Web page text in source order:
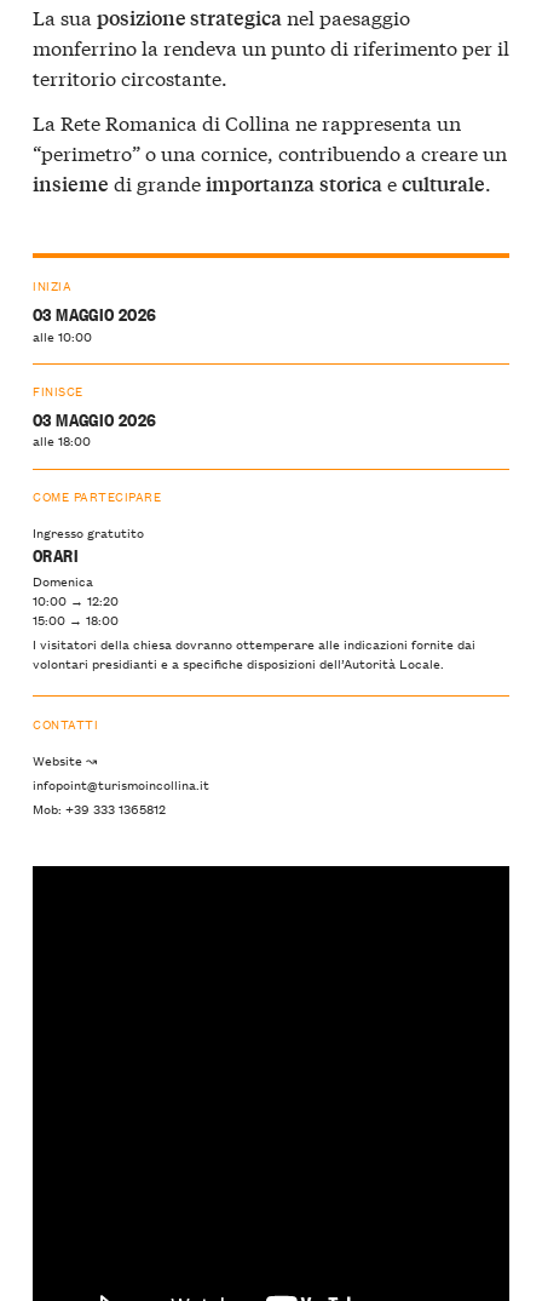
La sua posizione strategicanel paesaggio
monferrino la rendeva un punto di riferimento per il
territorio circostante.
La Rete Romanica di Collina ne rappresenta un
“perimetro” o una cornice, contribuendo a creare un
insieme di grandeimportanzastoricaeculturale.
INIZIA
03 MAGGIO 2026
alle 10:00
FINISCE
03 MAGGIO 2026
alle 18:00
COME PARTECIPARE
Ingresso gratutito
ORARI
Domenica
10:00 → 12:20
15:00 → 18:00
I visitatori della chiesa dovranno ottemperare alle indicazioni fornite dai
volontari presidianti e a specifiche disposizioni dell’Autorità Locale.
CONTATTI
Website ↝
infopoint@turismoincollina.it
Mob: +39 333 1365812